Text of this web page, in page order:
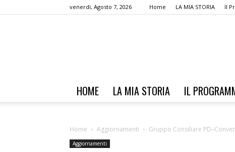
venerdì, Agosto 7, 2026 Home LA MIA STORIA Il
HOME LA MIA STORIA IL
Home Aggiornamenti Gruppo Consiliare
Aggiornamenti